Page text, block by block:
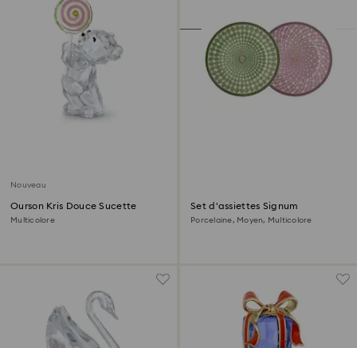
Nouveau
Ourson Kris Douce Sucette
Multicolore
Set d'assiettes Signum
Porcelaine, Moyen, Multicolore